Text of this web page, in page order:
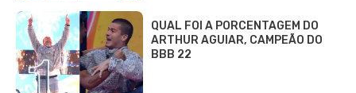
QUAL FOI A PORCENTAGEM DO
ARTHUR AGUIAR, CAMPEÃO DO
BBB 22